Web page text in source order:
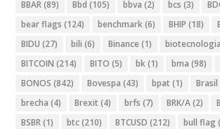
BBAR(89) Bbd (105) bbva (2) bcs (3)
bear flags (124) benchmark(6) BHIP (18)
BIDU (27) bili (6) Binance (1) biotecnologia
BITCOIN (214) BITO (5) bk(1) bma (98)
BONOS (842) Bovespa (43) bpat (1) Brasil
brecha (4) Brexit (4) brfs (7) BRK/A(2)
BSBR(1) btc(210) BTCUSD (212) bull flag